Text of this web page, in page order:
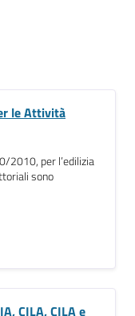
le Attività
2010, per l’edilizia
sono
CILA, CILA e